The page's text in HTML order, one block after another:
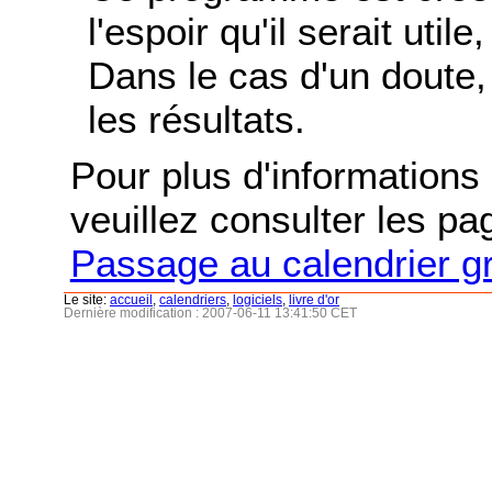
l'espoir qu'il serait
Dans le cas d'un
les résultats.
Pour plus
veuillez consulter les
Passage au calendrier
Le site: accueil calendriers logiciels
livre d'or
Dernière modification : 2007-06-11 13:41:50 CET